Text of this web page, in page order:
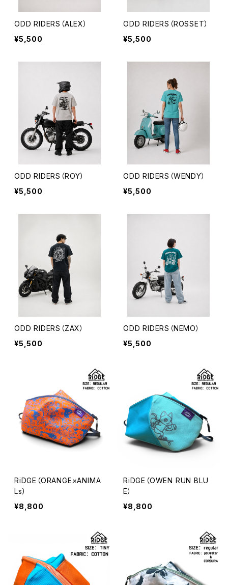
ODD RIDERS（ALEX）
¥5,500
ODD RIDERS（ROSSET）
¥5,500
ODD RIDERS（ROY）
¥5,500
ODD RIDERS（WENDY）
¥5,500
ODD RIDERS（ZAX）
¥5,500
ODD RIDERS（NEMO）
¥5,500
RiDGE（ORANGE×ANIMA
Ls）
¥8,800
RiDGE（OWEN RUN BLU
E）
¥8,800